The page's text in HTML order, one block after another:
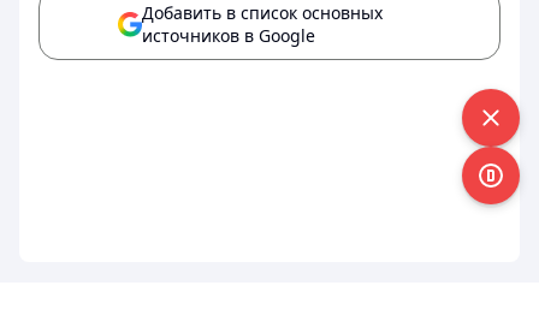
Добавить в список основных
источников в Google